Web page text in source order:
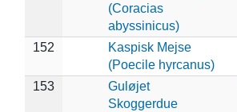
(Coracias
abyssinicus)
152
Kaspisk Mejse
(Poecile hyrcanus)
153
Guløjet
Skoggerdue